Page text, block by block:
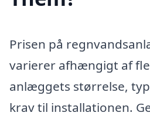
Prisen på
varierer afhængigt af
anlæggets størrelse,
krav til installationen.